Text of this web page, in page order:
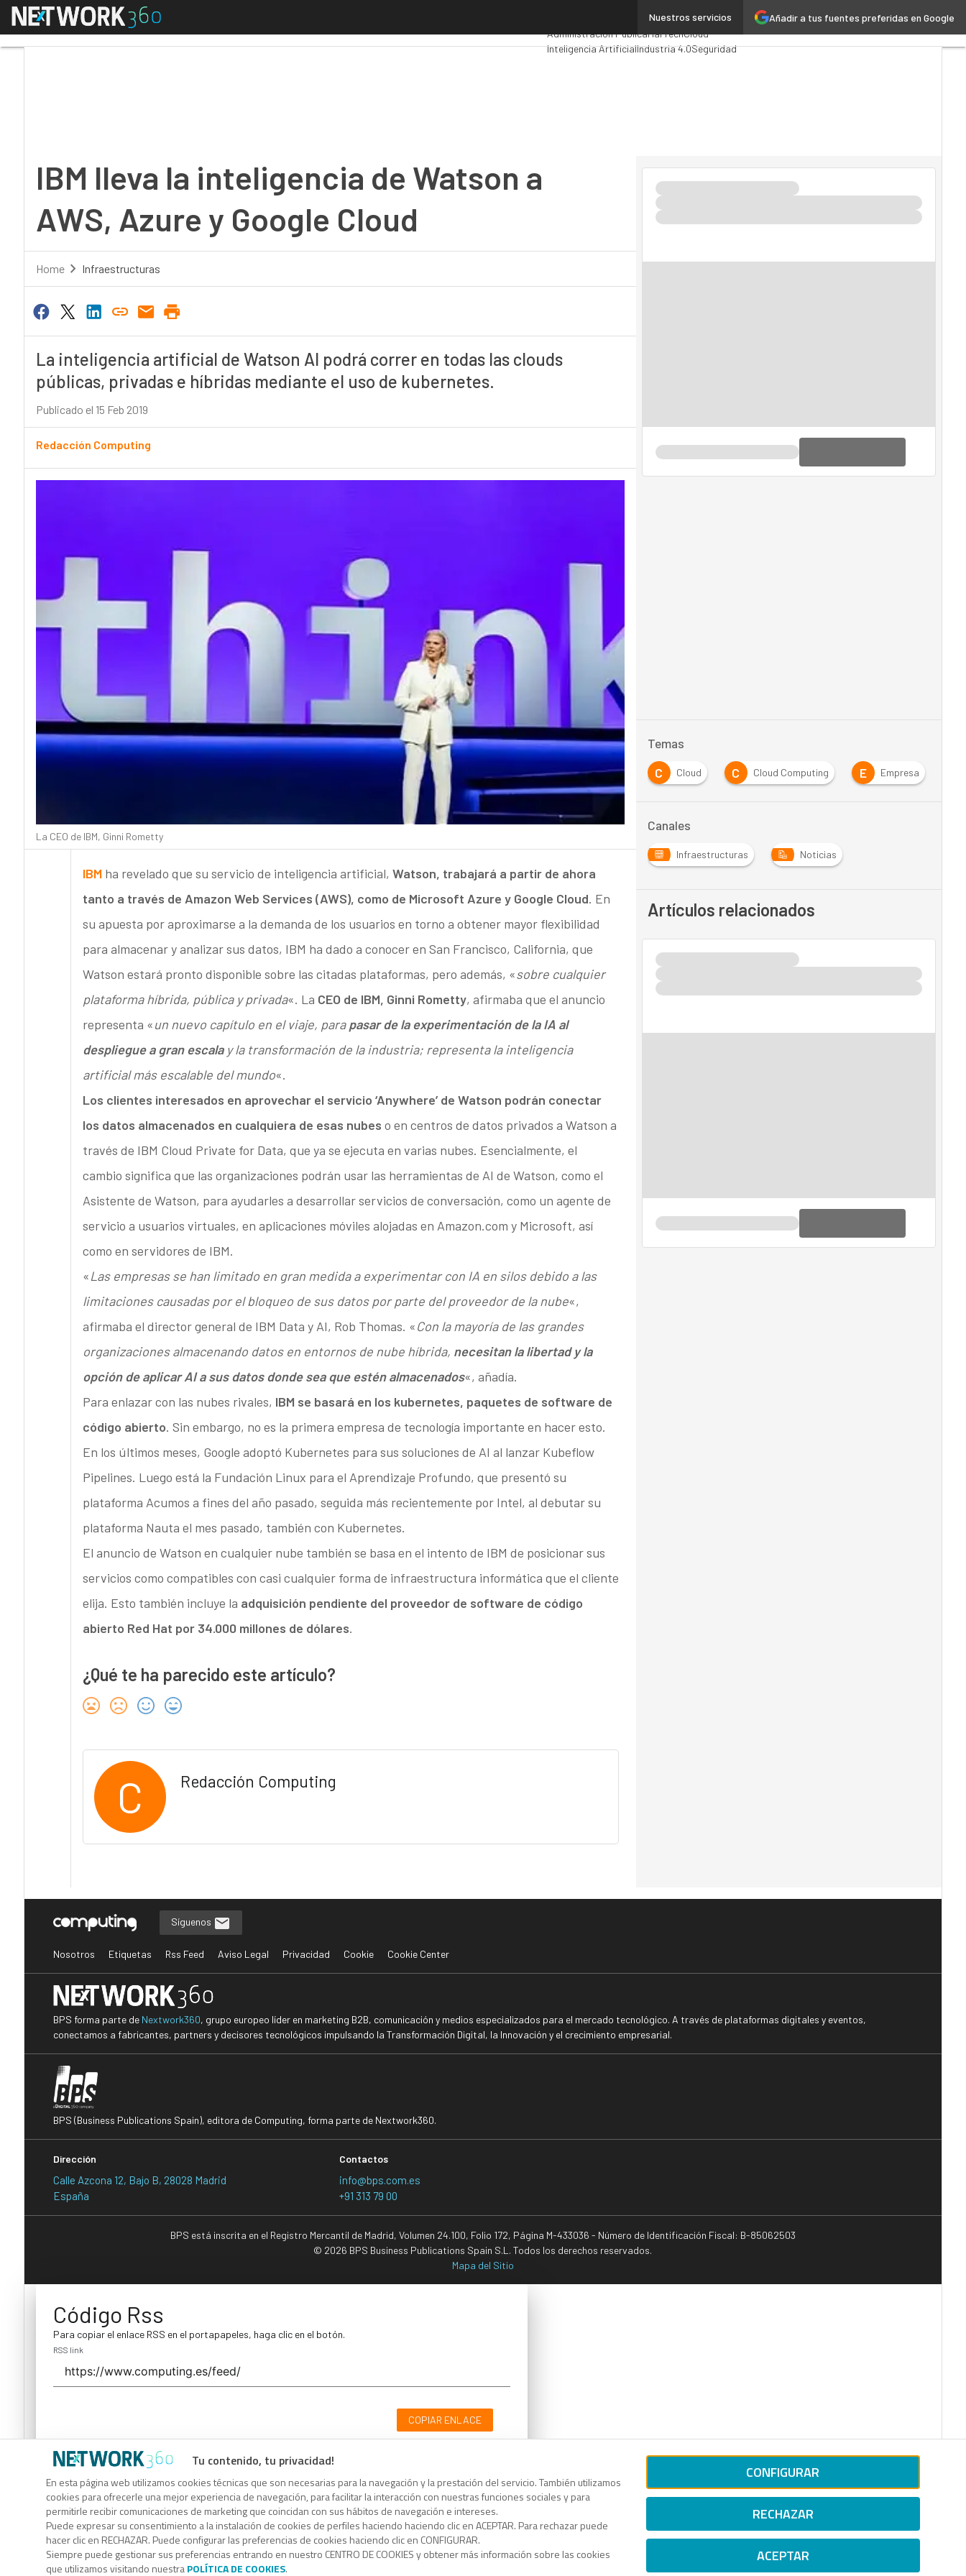
Añadir a tus fuentes preferidas en Google
Nuestros servicios
Menú
Analytics
Administración PúblicaMarTechCloud
Inteligencia ArtificialIndustria 4.0Seguridad
IBM lleva la inteligencia de Watson a
AWS, Azure y Google Cloud
Home Infraestructuras
La inteligencia artificial de Watson AI podrá correr en todas las clouds
públicas, privadas e híbridas mediante el uso de kubernetes.
Publicado el 15 Feb 2019
Redacción Computing
La CEO de IBM, Ginni Rometty
IBMha revelado que su servicio de inteligencia artificial, Watson, trabajará a partir de ahora
tanto a través de Amazon Web Services (AWS), como de Microsoft Azure y Google Cloud. En
su apuesta por aproximarse a la demanda de los usuarios en torno a obtener mayor flexibilidad
para almacenar y analizar sus datos, IBM ha dado a conocer en San Francisco, California, que
Watson estará pronto disponible sobre las citadas plataformas, pero además, «sobre cualquier
plataforma híbrida, pública y privada«. La CEO de IBM, Ginni Rometty, afirmaba que el anuncio
representa «un nuevo capítulo en el viaje, parapasar de la experimentación de la IA al
despliegue a gran escalay la transformación de la industria; representa la inteligencia
artificial más escalable del mundo«.
Los clientes interesados en aprovechar el servicio ‘Anywhere’ de Watson podrán conectar
los datos almacenados en cualquiera de esas nubes o en centros de datos privados a Watson a
través de IBM Cloud Private for Data, que ya se ejecuta en varias nubes. Esencialmente, el
cambio significa que las organizaciones podrán usar las herramientas de AI de Watson, como el
Asistente de Watson, para ayudarles a desarrollar servicios de conversación, como un agente de
servicio a usuarios virtuales, en aplicaciones móviles alojadas en Amazon.com y Microsoft, así
como en servidores de IBM.
«Las empresas se han limitado en gran medida a experimentar con IA en silos debido a las
limitaciones causadas por el bloqueo de sus datos por parte del proveedor de la nube«,
afirmaba el director general de IBM Data y AI, Rob Thomas. «Con la mayoría de las grandes
organizaciones almacenando datos en entornos de nube híbrida, necesitan la libertad y la
opción de aplicar AI a sus datos donde sea que estén almacenados«, añadía.
Para enlazar con las nubes rivales, IBM se basará en los kubernetes, paquetes de software de
código abierto. Sin embargo, no es la primera empresa de tecnología importante en hacer esto.
En los últimos meses, Google adoptó Kubernetes para sus soluciones de AI al lanzar Kubeflow
Pipelines. Luego está la Fundación Linux para el Aprendizaje Profundo, que presentó su
plataforma Acumos a fines del año pasado, seguida más recientemente por Intel, al debutar su
plataforma Nauta el mes pasado, también con Kubernetes.
El anuncio de Watson en cualquier nube también se basa en el intento de IBM de posicionar sus
servicios como compatibles con casi cualquier forma de infraestructura informática que el cliente
elija. Esto también incluye la adquisición pendiente del proveedor de software de código
abierto Red Hat por 34.000 millones de dólares.
¿Qué te ha parecido este artículo?
C Redacción Computing
Temas
A
Almacenamiento C Cloud C Cloud Computing E Empresa
Canales
Infraestructuras Noticias
Artículos relacionados
Tu contenido, tu privacidad!
En esta página web utilizamos cookies técnicas que son necesarias para la navegación y la prestación del servicio. También utilizamos
cookies para ofrecerle una mejor experiencia de navegación, para facilitar la interacción con nuestras funciones sociales y para
permitirle recibir comunicaciones de marketing que coincidan con sus hábitos de navegación e intereses.
Puede expresar su consentimiento a la instalación de cookies de perfiles haciendo haciendo clic en ACEPTAR. Para rechazar puede
hacer clic en RECHAZAR. Puede configurar las preferencias de cookies haciendo clic en CONFIGURAR.
Siempre puede gestionar sus preferencias entrando en nuestro CENTRO DE COOKIES y obtener más información sobre las cookies
que utilizamos visitando nuestraPOLÍTICA DE COOKIES.
CONFIGURAR
RECHAZAR
ACEPTAR
Síguenos
Nosotros Etiquetas Rss Feed Aviso Legal Privacidad Cookie Cookie Center
BPS forma parte de Nextwork360, grupo europeo líder en marketing B2B, comunicación y medios especializados para el mercado tecnológico. A través de plataformas digitales y eventos,
conectamos a fabricantes, partners y decisores tecnológicos impulsando la Transformación Digital, la Innovación y el crecimiento empresarial.
BPS (Business Publications Spain), editora de Computing, forma parte de Nextwork360.
Dirección
Calle Azcona 12, Bajo B, 28028 Madrid
España
Contactos
info@bps.com.es
+91 313 79 00
BPS está inscrita en el Registro Mercantil de Madrid, Volumen 24.100, Folio 172, Página M-433036 - Número de Identificación Fiscal: B-85062503
© 2026 BPS Business Publications Spain S.L. Todos los derechos reservados.
Mapa del Sitio
Código Rss
Para copiar el enlace RSS en el portapapeles, haga clic en el botón.
RSS link
COPIAR ENLACE
Código Rss
Para copiar el enlace RSS en el portapapeles, haga clic en el botón.